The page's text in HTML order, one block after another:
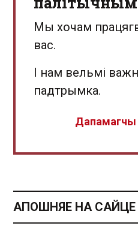
Мы хочам
вас.
І нам вельмі
падтрымка.
Дапамагчы
АПОШНЯЕ НА САЙЦЕ